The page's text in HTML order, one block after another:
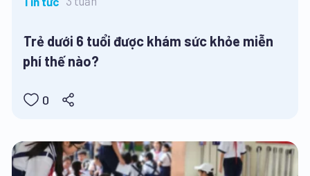
Trẻ dưới 6 tuổi được khám sức khỏe miễn
phí thế nào?
0